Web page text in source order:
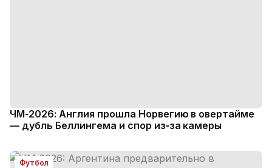
ЧМ‑2026: Англия прошла Норвегию в овертайме
— дубль Беллингема и спор из‑за камеры
Футбол